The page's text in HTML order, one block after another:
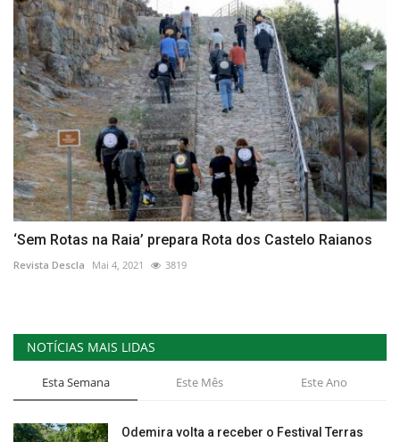
‘Sem Rotas na Raia’ prepara Rota dos Castelo Raianos
Revista Descla Mai 4, 2021 3819
NOTÍCIAS MAIS LIDAS
Esta Semana Este Mês Este Ano
Odemira volta a receber o Festival Terras